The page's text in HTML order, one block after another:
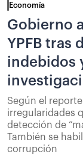
Economía
Gobierno
YPFB tras
indebidos
Según el
irregularidades
detección de
También se
corrupción